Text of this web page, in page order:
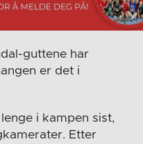
guttene har
er det i
i kampen sist,
Etter